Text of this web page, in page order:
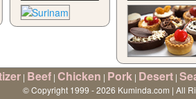
| Beef | Chicken | Pork | Desert |
© Copyright 1999 - 2026 Kuminda.com | All